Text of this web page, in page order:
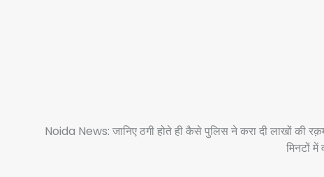
Noida News: जानिए ठगी होते ही कैसे पुलिस ने करा दी लाखों की
मिनटों में